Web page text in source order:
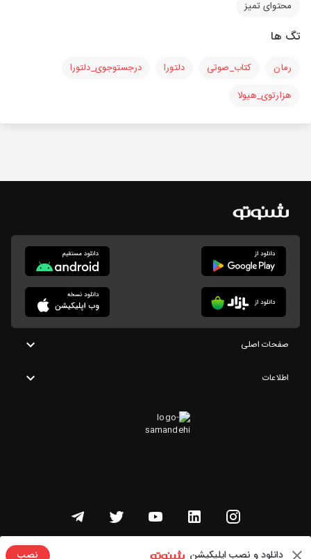
محتوای تمیز
تگ ها
رمان کتاب_صوتی دلتورا
درجستوجوی_دلتورا
هزارتوی_هیولا
دانلود و نصب اپلیکیشن نصب
صفحات اصلی
اطلاعات
تمامی حقوق این وبسایت متعلق به شنوتو است